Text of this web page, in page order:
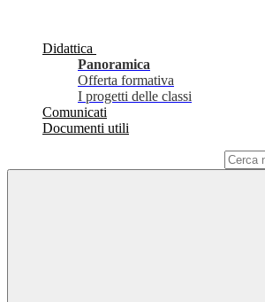
Didattica
Panoramica
Offerta formativa
I progetti delle classi
Comunicati
Documenti utili